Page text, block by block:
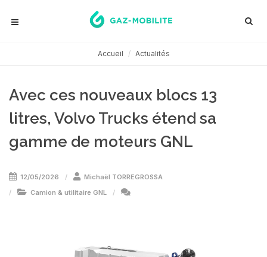
Accueil Actualités
Avec ces nouveaux blocs 13
litres, Volvo Trucks étend sa
gamme de moteurs GNL
12/05/2026
Michaël TORREGROSSA
Camion & utilitaire GNL